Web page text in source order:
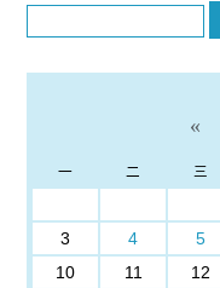
Search
«
一 二 三
3
4 5
10
11 12